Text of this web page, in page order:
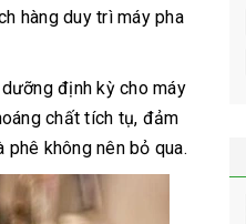
hàng duy trì máy pha
định kỳ cho máy
chất tích tụ, đảm
không nên bỏ qua.